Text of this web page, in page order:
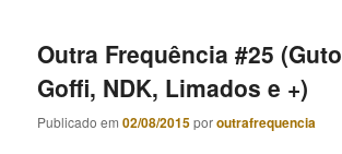
Outra Frequência #25 (Guto
Goffi, NDK, Limados e +)
Publicado em02/08/2015poroutrafrequencia